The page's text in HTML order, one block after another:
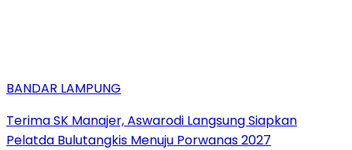
BANDAR LAMPUNG
Terima SK Manajer, Aswarodi Langsung Siapkan
Pelatda Bulutangkis Menuju Porwanas 2027